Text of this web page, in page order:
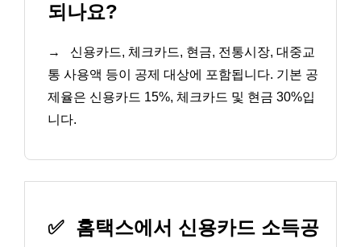
되나요?
→
신용카드, 체크카드, 현금, 전통시장, 대중교
통 사용액 등이 공제 대상에 포함됩니다. 기본 공
제율은 신용카드 15%, 체크카드 및 현금 30%입
니다.
✅ 홈택스에서 신용카드 소득공